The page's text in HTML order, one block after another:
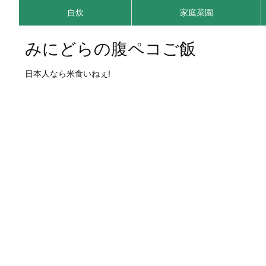
自炊 家庭菜園
みにどらの腹ペコご飯
日本人なら米食いねぇ!